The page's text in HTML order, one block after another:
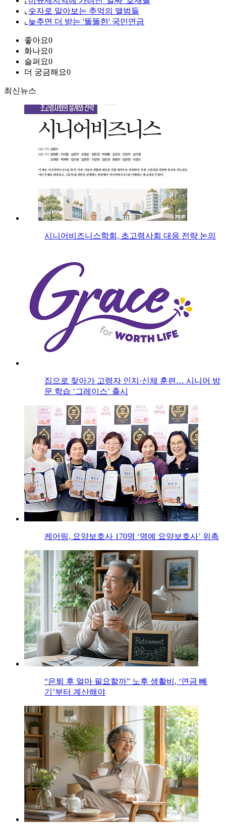
⌞ 숫자로 알아보는 추억의 앨범들
⌞ 늦추면 더 받는 '똘똘한' 국민연금
좋아요0
화나요0
슬퍼요0
더 궁금해요0
최신뉴스
시니어비즈니스학회, 초고령사회 대응 전략 논의
집으로 찾아가 고령자 인지·신체 훈련… 시니어 방
문 학습 ‘그레이스’ 출시
케어링, 요양보호사 170명 ‘명예 요양보호사’ 위촉
“은퇴 후 얼마 필요할까” 노후 생활비, ‘연금 빼
기’부터 계산해야